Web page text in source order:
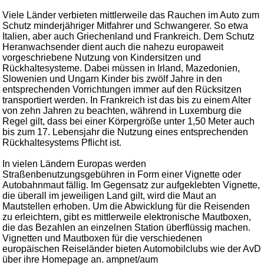
Viele Länder verbieten mittlerweile das Rauchen im Auto zum
Schutz minderjähriger Mitfahrer und Schwangerer. So etwa
Italien, aber auch Griechenland und Frankreich. Dem Schutz
Heranwachsender dient auch die nahezu europaweit
vorgeschriebene Nutzung von Kindersitzen und
Rückhaltesysteme. Dabei müssen in Irland, Mazedonien,
Slowenien und Ungarn Kinder bis zwölf Jahre in den
entsprechenden Vorrichtungen immer auf den Rücksitzen
transportiert werden. In Frankreich ist das bis zu einem Alter
von zehn Jahren zu beachten, während in Luxemburg die
Regel gilt, dass bei einer Körpergröße unter 1,50 Meter auch
bis zum 17. Lebensjahr die Nutzung eines entsprechenden
Rückhaltesystems Pflicht ist.
In vielen Ländern Europas werden
Straßenbenutzungsgebühren in Form einer Vignette oder
Autobahnmaut fällig. Im Gegensatz zur aufgeklebten Vignette,
die überall im jeweiligen Land gilt, wird die Maut an
Mautstellen erhoben. Um die Abwicklung für die Reisenden
zu erleichtern, gibt es mittlerweile elektronische Mautboxen,
die das Bezahlen an einzelnen Station überflüssig machen.
Vignetten und Mautboxen für die verschiedenen
europäischen Reiseländer bieten Automobilclubs wie der AvD
über ihre Homepage an. ampnet/aum